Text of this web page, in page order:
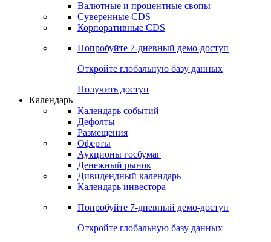
Валютные и процентные свопы
Суверенные CDS
Корпоративные CDS
Попробуйте 7-дневный демо-доступ
Откройте глобальную базу данных
Получить доступ
Календарь
Календарь событий
Дефолты
Размещения
Оферты
Аукционы госбумаг
Денежный рынок
Дивидендный календарь
Календарь инвестора
Попробуйте 7-дневный демо-доступ
Откройте глобальную базу данных